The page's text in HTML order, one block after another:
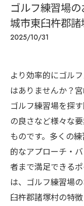
ゴルフ練習場
城市東臼杵郡
2025/10/31
より効率的にゴル
はありませんか？
ゴルフ練習場を探
の良さなど様々な
ものです。多くの
的なアプローチ・
者まで満足できる
は、ゴルフ練習場
臼杵郡諸塚村の特